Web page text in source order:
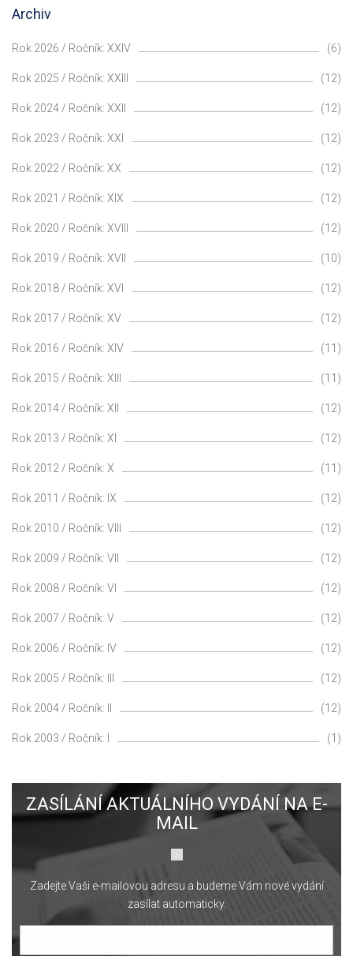
Archiv
Rok 2026 / Ročník: XXIV (6)
Rok 2025 / Ročník: XXIII (12)
Rok 2024 / Ročník: XXII (12)
Rok 2023 / Ročník: XXI (12)
Rok 2022 / Ročník: XX (12)
Rok 2021 / Ročník: XIX (12)
Rok 2020 / Ročník: XVIII (12)
Rok 2019 / Ročník: XVII (10)
Rok 2018 / Ročník: XVI (12)
Rok 2017 / Ročník: XV (12)
Rok 2016 / Ročník: XIV (11)
Rok 2015 / Ročník: XIII (11)
Rok 2014 / Ročník: XII (12)
Rok 2013 / Ročník: XI (12)
Rok 2012 / Ročník: X (11)
Rok 2011 / Ročník: IX (12)
Rok 2010 / Ročník: VIII (12)
Rok 2009 / Ročník: VII (12)
Rok 2008 / Ročník: VI (12)
Rok 2007 / Ročník: V (12)
Rok 2006 / Ročník: IV (12)
Rok 2005 / Ročník: III (12)
Rok 2004 / Ročník: II (12)
Rok 2003 / Ročník: I (1)
ZASÍLÁNÍ AKTUÁLNÍHO VYDÁNÍ NA E-
MAIL
Zadejte Vaši e-mailovou adresu a budeme Vám nové vydání
zasílat automaticky.